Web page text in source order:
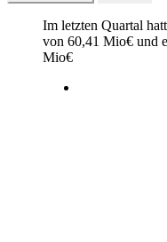
Im letzten Quartal
von 60,41 Mio€ und
Mio€